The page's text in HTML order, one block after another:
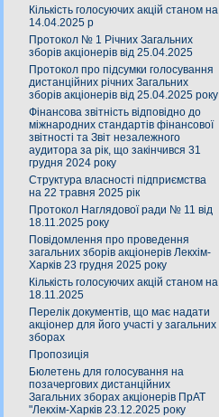
Кількість голосуючих акцій станом на
14.04.2025 р
Протокол № 1 Річних Загальних
зборів акціонерів від 25.04.2025
Протокол про підсумки голосування
дистанційних річних Загальних
зборів акціонерів від 25.04.2025 року
Фінансова звітність відповідно до
міжнародних стандартів фінансової
звітності та Звіт незалежного
аудитора за рік, що закінчився 31
грудня 2024 року
Структура власності підприємства
на 22 травня 2025 рік
Протокол Наглядової ради № 11 від
18.11.2025 року
Повідомлення про проведення
загальних зборів акціонерів Лекхім-
Харків 23 грудня 2025 року
Кількість голосуючих акцій станом на
18.11.2025
Перелік документів, що має надати
акціонер для його участі у загальних
зборах
Пропозиція
Бюлетень для голосування на
позачергових дистанційних
Загальних зборах акціонерів ПрАТ
"Лекхім-Харків 23.12.2025 року